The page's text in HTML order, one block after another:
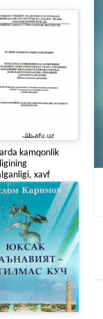
kamqonlik
xavf
va ularga
saqlashning
bo'g'ini
davolash-
k